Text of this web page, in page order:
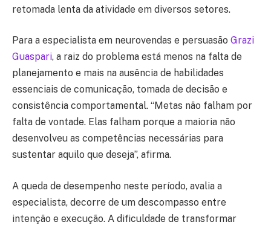
retomada lenta da atividade em diversos setores.
Para a especialista em neurovendas e persuasão Grazi
Guaspari, a raiz do problema está menos na falta de
planejamento e mais na ausência de habilidades
essenciais de comunicação, tomada de decisão e
consistência comportamental. “Metas não falham por
falta de vontade. Elas falham porque a maioria não
desenvolveu as competências necessárias para
sustentar aquilo que deseja”, afirma.
A queda de desempenho neste período, avalia a
especialista, decorre de um descompasso entre
intenção e execução. A dificuldade de transformar